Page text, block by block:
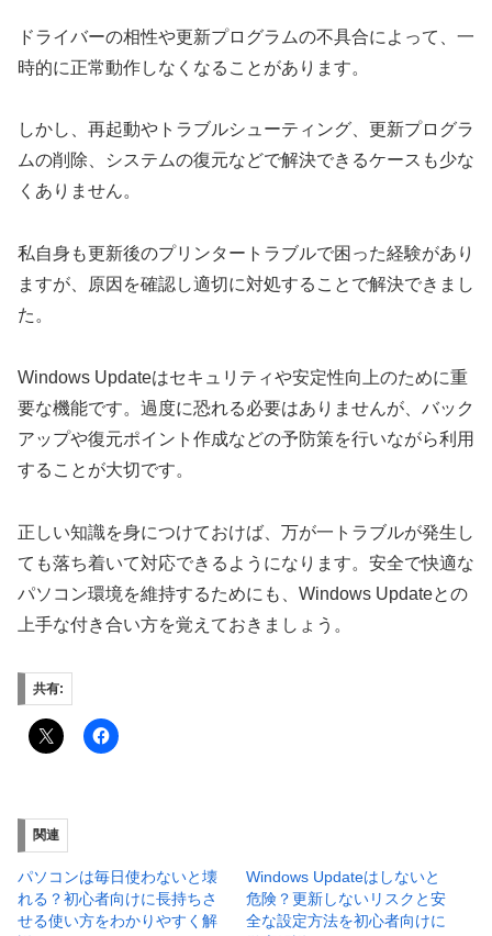
ドライバーの相性や更新プログラムの不具合によって、一
時的に正常動作しなくなることがあります。
しかし、再起動やトラブルシューティング、更新プログラ
ムの削除、システムの復元などで解決できるケースも少な
くありません。
私自身も更新後のプリンタートラブルで困った経験があり
ますが、原因を確認し適切に対処することで解決できまし
た。
Windows Updateはセキュリティや安定性向上のために重
要な機能です。過度に恐れる必要はありませんが、バック
アップや復元ポイント作成などの予防策を行いながら利用
することが大切です。
正しい知識を身につけておけば、万が一トラブルが発生し
ても落ち着いて対応できるようになります。安全で快適な
パソコン環境を維持するためにも、Windows Updateとの
上手な付き合い方を覚えておきましょう。
共有:
関連
パソコンは毎日使わないと壊
れる？初心者向けに長持ちさ
せる使い方をわかりやすく解
Windows Updateはしないと
危険？更新しないリスクと安
全な設定方法を初心者向けに